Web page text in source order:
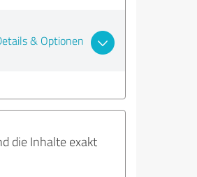
& Optionen
die Inhalte exakt